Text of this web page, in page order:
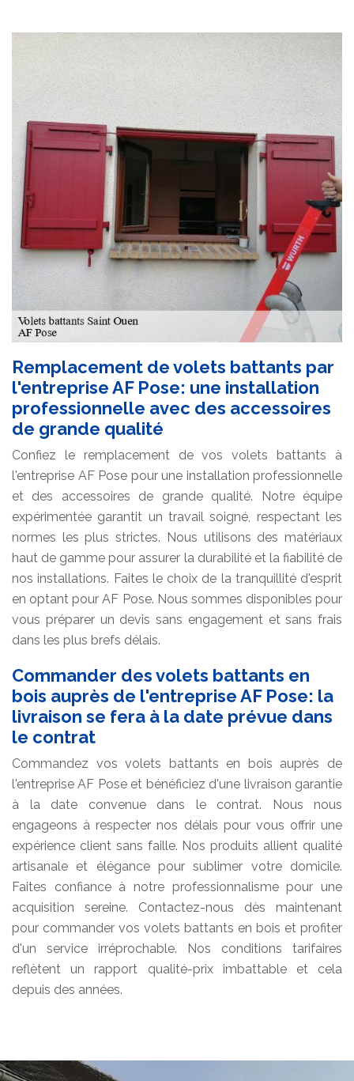
Remplacement de volets battants par
l'entreprise AF Pose: une installation
professionnelle avec des accessoires
de grande qualité
Confiez le remplacement de vos volets battants à
l'entreprise AF Pose pour une installation professionnelle
et des accessoires de grande qualité. Notre équipe
expérimentée garantit un travail soigné, respectant les
normes les plus strictes. Nous utilisons des matériaux
haut de gamme pour assurer la durabilité et la fiabilité de
nos installations. Faites le choix de la tranquillité d'esprit
en optant pour AF Pose. Nous sommes disponibles pour
vous préparer un devis sans engagement et sans frais
dans les plus brefs délais.
Commander des volets battants en
bois auprès de l'entreprise AF Pose: la
livraison se fera à la date prévue dans
le contrat
Commandez vos volets battants en bois auprès de
l'entreprise AF Pose et bénéficiez d'une livraison garantie
à la date convenue dans le contrat. Nous nous
engageons à respecter nos délais pour vous offrir une
expérience client sans faille. Nos produits allient qualité
artisanale et élégance pour sublimer votre domicile.
Faites confiance à notre professionnalisme pour une
acquisition sereine. Contactez-nous dès maintenant
pour commander vos volets battants en bois et profiter
d'un service irréprochable. Nos conditions tarifaires
reflètent un rapport qualité-prix imbattable et cela
depuis des années.